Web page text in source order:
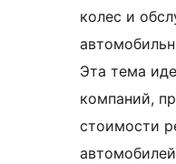
колес и
Эта тема
компаний,
стоимости